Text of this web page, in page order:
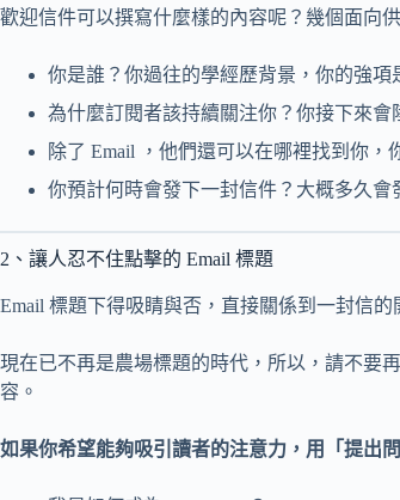
歡迎信件可以撰寫什麼樣的內容呢？幾個面向
你是誰？你過往的學經歷背景，你的強
為什麼訂閱者該持續關注你？你接下來
除了 Email ，他們還可以在哪裡找到你，
你預計何時會發下一封信件？大概多久會
2、讓人忍不住點擊的 Email 標題
Email 標題下得吸睛與否，直接關係到一封信的
現在已不再是農場標題的時代，所以，請不要
容。
如果你希望能夠吸引讀者的注意力，用「提出